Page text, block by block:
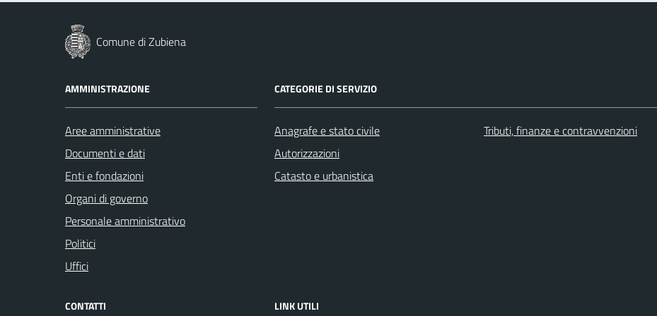
Comune di Zubiena
AMMINISTRAZIONE
Aree amministrative
Documenti e dati
Enti e fondazioni
Organi di governo
Personale amministrativo
Politici
Uffici
CATEGORIE DI SERVIZIO
Anagrafe e stato civile
Autorizzazioni
Catasto e urbanistica
Tributi, finanze e contravvenzioni
CONTATTI LINK UTILI